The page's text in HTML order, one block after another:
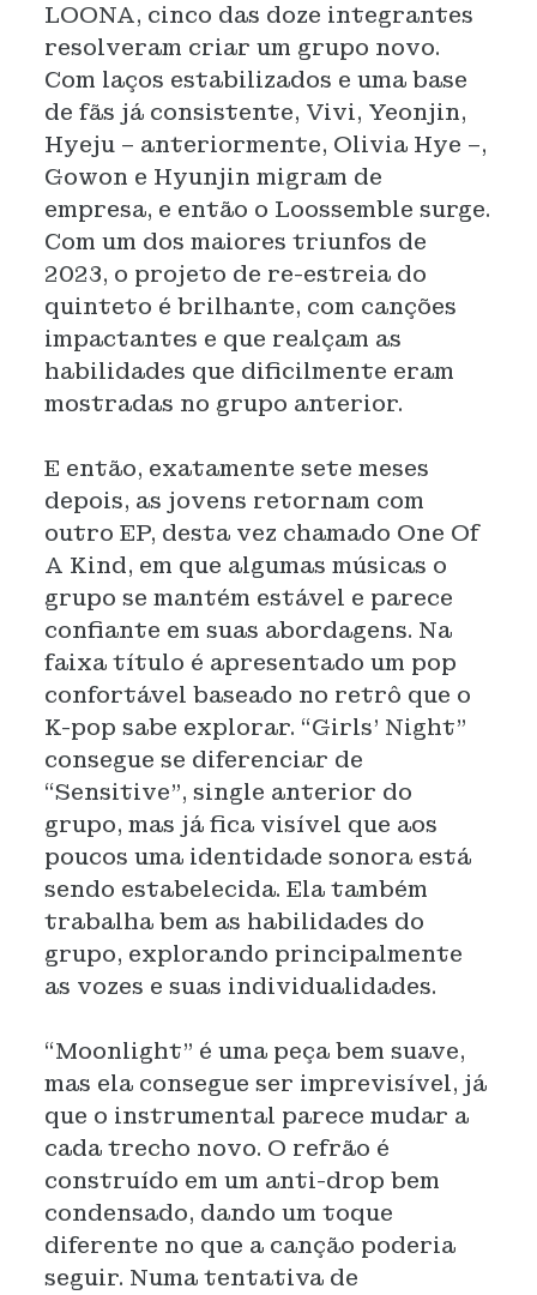
LOONA, cinco das doze integrantes
resolveram criar um grupo novo.
Com laços estabilizados e uma base
de fãs já consistente, Vivi, Yeonjin,
Hyeju – anteriormente, Olivia Hye –,
Gowon e Hyunjin migram de
empresa, e então o Loossemble surge.
Com um dos maiores triunfos de
2023, o projeto de re-estreia do
quinteto é brilhante, com canções
impactantes e que realçam as
habilidades que dificilmente eram
mostradas no grupo anterior.
E então, exatamente sete meses
depois, as jovens retornam com
outro EP, desta vez chamado One Of
A Kind, em que algumas músicas o
grupo se mantém estável e parece
confiante em suas abordagens. Na
faixa título é apresentado um pop
confortável baseado no retrô que o
K-pop sabe explorar. “Girls’ Night”
consegue se diferenciar de
“Sensitive”, single anterior do
grupo, mas já fica visível que aos
poucos uma identidade sonora está
sendo estabelecida. Ela também
trabalha bem as habilidades do
grupo, explorando principalmente
as vozes e suas individualidades.
“Moonlight” é uma peça bem suave,
mas ela consegue ser imprevisível, já
que o instrumental parece mudar a
cada trecho novo. O refrão é
construído em um anti-drop bem
condensado, dando um toque
diferente no que a canção poderia
seguir. Numa tentativa de